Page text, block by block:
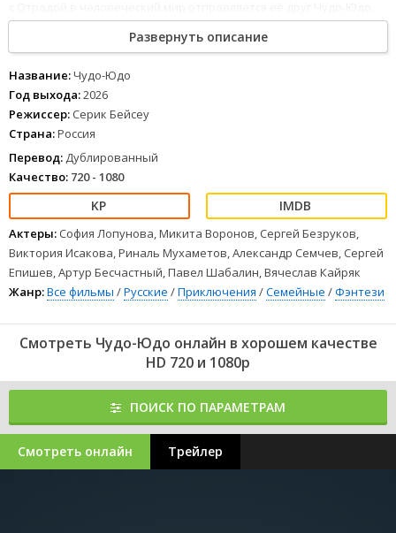
который может перевоплощаться в кого угодно: в птицу, в зверя
и даже в прекрасного принца.
12345 678
Развернуть описание
Название:Чудо-Юдо
Год выхода:2026
Режиссер: Серик Бейсеу
Страна:Россия
Перевод: Дублированный
Качество: 720 - 1080
Актеры: София Лопунова, Микита Воронов, Сергей Безруков,
Виктория Исакова, Риналь Мухаметов, Александр Семчев, Сергей
Епишев, Артур Бесчастный, Павел Шабалин, Вячеслав Кайряк
Жанр:Все фильмы /Русские /Приключения /Семейные /Фэнтези
Смотреть Чудо-Юдо онлайн в хорошем качестве
HD 720 и 1080p
ПОИСК ПО ПАРАМЕТРАМ
Смотреть онлайн Трейлер